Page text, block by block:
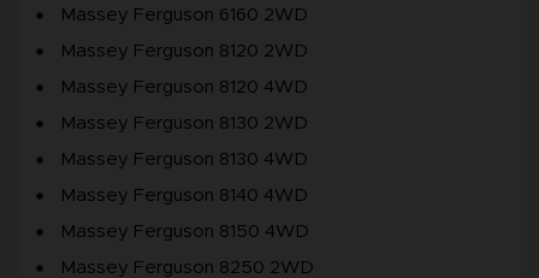
Massey Ferguson 6160 2WD
Massey Ferguson 8120 2WD
Massey Ferguson 8120 4WD
Massey Ferguson 8130 2WD
Massey Ferguson 8130 4WD
Massey Ferguson 8140 4WD
Massey Ferguson 8150 4WD
Massey Ferguson 8250 2WD